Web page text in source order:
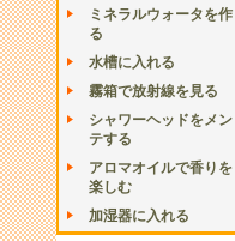
ミネラルウォータを作
る
水槽に入れる
霧箱で放射線を見る
シャワーヘッドをメン
テする
アロマオイルで香りを
楽しむ
加湿器に入れる